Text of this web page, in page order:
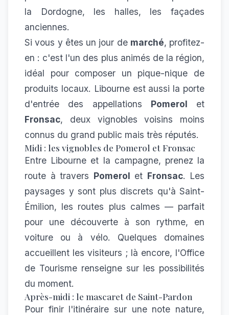
la Dordogne, les halles, les façades
anciennes.
Si vous y êtes un jour de marché, profitez-
en : c'est l'un des plus animés de la région,
idéal pour composer un pique-nique de
produits locaux. Libourne est aussi la porte
d'entrée des appellations Pomerol et
Fronsac, deux vignobles voisins moins
connus du grand public mais très réputés.
Midi : les vignobles de Pomerol et Fronsac
Entre Libourne et la campagne, prenez la
route à travers Pomerol et Fronsac. Les
paysages y sont plus discrets qu'à Saint-
Émilion, les routes plus calmes — parfait
pour une découverte à son rythme, en
voiture ou à vélo. Quelques domaines
accueillent les visiteurs ; là encore, l'Office
de Tourisme renseigne sur les possibilités
du moment.
Après-midi : le mascaret de Saint-Pardon
Pour finir l'itinéraire sur une note nature,